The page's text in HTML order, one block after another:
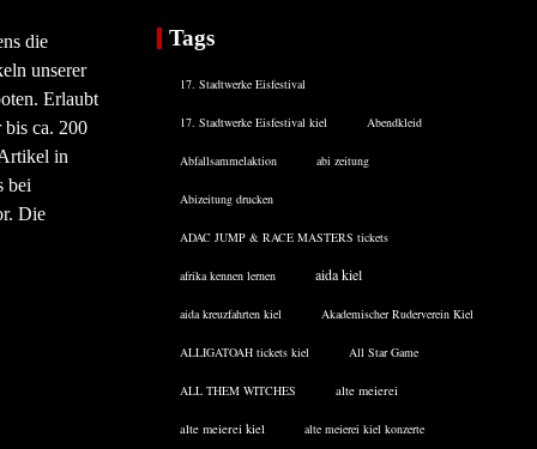
die
unserer
Erlaubt
bis ca. 200
in
bei
Die
Tags
17. Stadtwerke Eisfestival
17. Stadtwerke Eisfestival kiel Abendkleid
Abfallsammelaktion abi zeitung
Abizeitung drucken
ADAC JUMP & RACE MASTERS tickets
afrika kennen lernen aida kiel
aida kreuzfahrten kiel Akademischer Ruderverein Kiel
ALLIGATOAH tickets kiel All Star Game
ALL THEM WITCHES alte meierei
alte meierei kiel alte meierei kiel konzerte